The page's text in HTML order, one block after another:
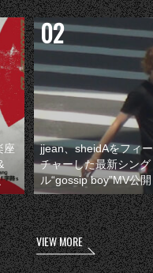
座
jjean、sheidAをフィー
チャーした最新シング
ル“gossip boy”MV公開
VIEW MORE